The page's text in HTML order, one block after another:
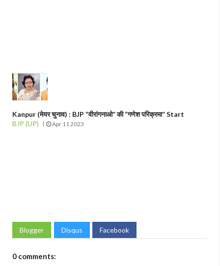
Kanpur (मेयर चुनाव) : BJP “वीरांगनाओ” की “गणेश परिक्रमा” Start
BJP (UP)
Apr 11 2023
Blogger Disqus Facebook
0 comments: